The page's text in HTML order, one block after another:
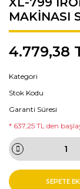
MAKİNASI
4.779,38
Kategori
Stok Kodu
Garanti Süresi
* 637,25 TL den
SEPETE